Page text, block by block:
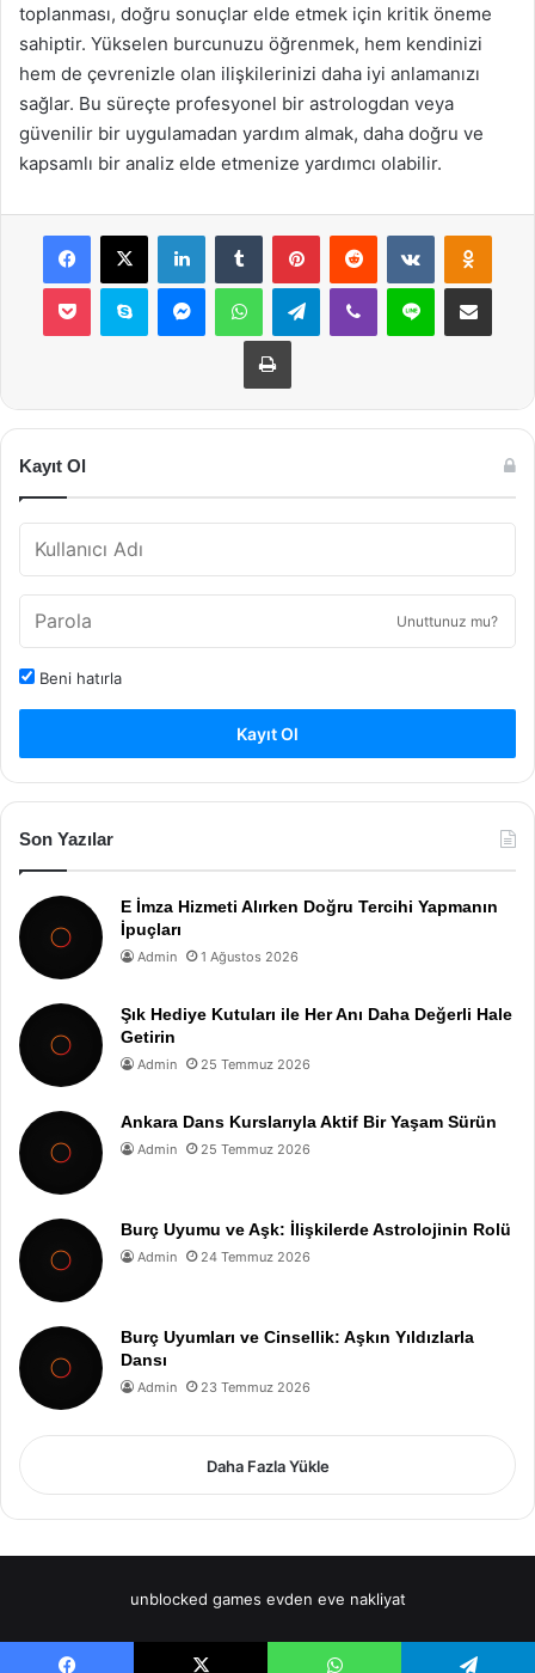
toplanması, doğru sonuçlar elde etmek için kritik öneme
sahiptir. Yükselen burcunuzu öğrenmek, hem kendinizi
hem de çevrenizle olan ilişkilerinizi daha iyi anlamanızı
sağlar. Bu süreçte profesyonel bir astrologdan veya
güvenilir bir uygulamadan yardım almak, daha doğru ve
kapsamlı bir analiz elde etmenize yardımcı olabilir.
Facebook
X LinkedInTumblr PinterestReddit VKontakte
Pocket Skype MessengerWhatsAppTelegramViber Line E-Posta ile
Yazdır
Kayıt Ol
Unuttunuz mu?
Beni hatırla
Kayıt Ol
Son Yazılar
E İmza Hizmeti Alırken Doğru Tercihi Yapmanın
İpuçları
Admin 1 Ağustos 2026
Şık Hediye Kutuları ile Her Anı Daha Değerli Hale
Getirin
Admin 25 Temmuz 2026
Ankara Dans Kurslarıyla Aktif Bir Yaşam Sürün
Admin 25 Temmuz 2026
Burç Uyumu ve Aşk: İlişkilerde Astrolojinin Rolü
Admin 24 Temmuz 2026
Burç Uyumları ve Cinsellik: Aşkın Yıldızlarla
Dansı
Admin 23 Temmuz 2026
Daha Fazla Yükle
unblocked games evden eve nakliyat